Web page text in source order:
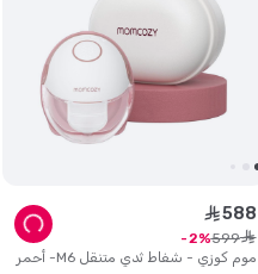
موم كوزي - شفاط ثدي متنقل M6- أحمر
ê588
ê
599
2